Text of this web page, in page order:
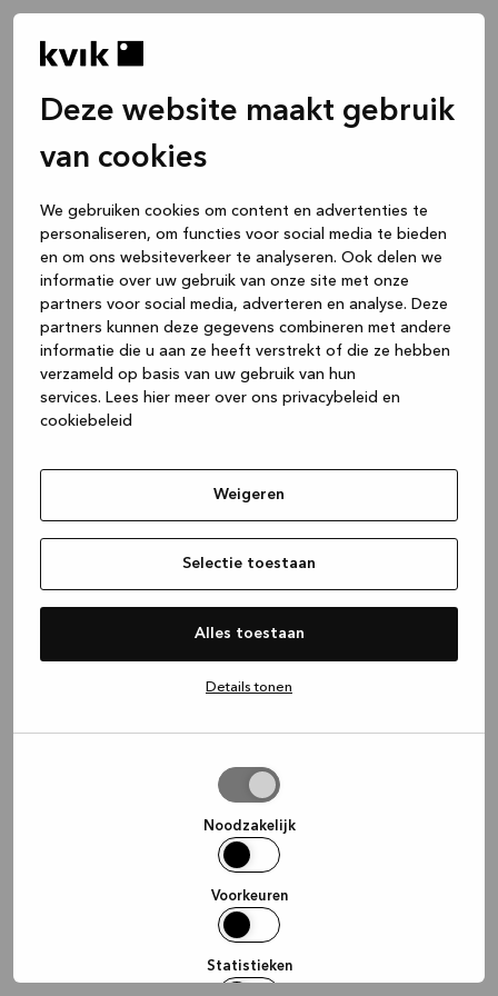
Deze website maakt gebruik
van cookies
We gebruiken cookies om content en advertenties te
personaliseren, om functies voor social media te bieden
en om ons websiteverkeer te analyseren. Ook delen we
informatie over uw gebruik van onze site met onze
partners voor social media, adverteren en analyse. Deze
partners kunnen deze gegevens combineren met andere
informatie die u aan ze heeft verstrekt of die ze hebben
verzameld op basis van uw gebruik van hun
services. Lees hier meer over ons privacybeleid en
cookiebeleid
Weigeren
Selectie toestaan
Alles toestaan
Details tonen
Noodzakelijk
Voorkeuren
Statistieken
(see the browser console for more
information).